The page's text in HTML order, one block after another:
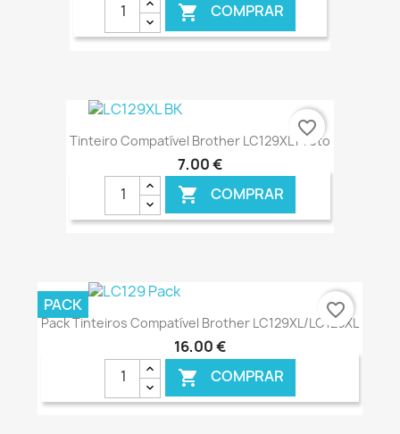
 COMPRAR
€ ONLINE
Tinteiro Compatível Brother LC129XL Preto
7,00 €
 COMPRAR
favorite_border
Pack Tinteiros Compatível Brother LC129XL/LC125XL
16,00 €
 COMPRAR
PACK favorite_border